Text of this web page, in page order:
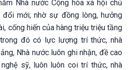
Nhà nước Cộng hòa xã hội chủ
đổi mới; nhờ sự đồng lòng, hưởng
cống hiến của hàng triệu triệu tầng
đó có lực lượng trí thức, nhà
Nhà nước luôn ghi nhận, đề cao
sỹ, luôn luôn coi trí thức, nhà